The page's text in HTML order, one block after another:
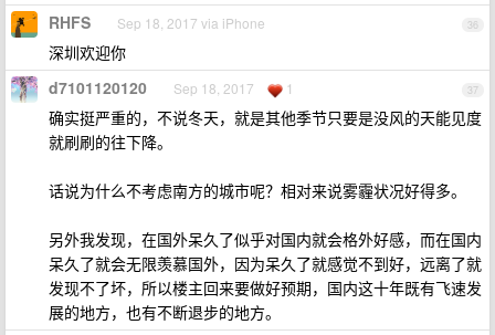
36
RHFS Sep 18, 2017 via iPhone
深圳欢迎你
37
d7101120120 Sep 18, 2017 1
确实挺严重的，不说冬天，就是其他季节只要是没风的天能见度
就刷刷的往下降。
话说为什么不考虑南方的城市呢？相对来说雾霾状况好得多。
另外我发现，在国外呆久了似乎对国内就会格外好感，而在国内
呆久了就会无限羡慕国外，因为呆久了就感觉不到好，远离了就
发现不了坏，所以楼主回来要做好预期，国内这十年既有飞速发
展的地方，也有不断退步的地方。